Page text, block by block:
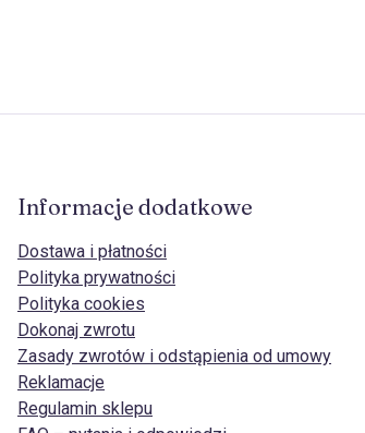
Informacje dodatkowe
Dostawa i płatności
Polityka prywatności
Polityka cookies
Dokonaj zwrotu
Zasady zwrotów i odstąpienia od umowy
Reklamacje
Regulamin sklepu